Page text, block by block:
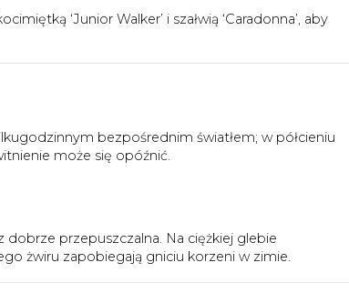
‘Junior Walker’ i szałwią ‘Caradonna’, aby
bezpośrednim światłem; w półcieniu
może się opóźnić.
przepuszczalna. Na ciężkiej glebie
żwiru zapobiegają gniciu korzeni w zimie.